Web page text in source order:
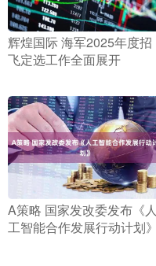
​辉煌国际 海军2025年度招
飞定选工作全面展开
​A策略 国家发改委发布《人
工智能合作发展行动计划》